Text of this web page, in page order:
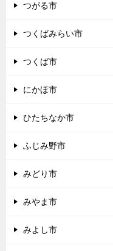
つがる市
つくばみらい市
つくば市
にかほ市
ひたちなか市
ふじみ野市
みどり市
みやま市
みよし市